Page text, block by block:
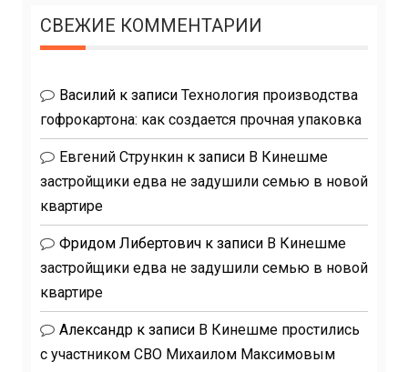
СВЕЖИЕ КОММЕНТАРИИ
Василий к записи Технология производства
гофрокартона: как создается прочная упаковка
Евгений Стрункин к записи В Кинешме
застройщики едва не задушили семью в новой
квартире
Фридом Либертович к записи В Кинешме
застройщики едва не задушили семью в новой
квартире
Александр к записи В Кинешме простились
с участником СВО Михаилом Максимовым